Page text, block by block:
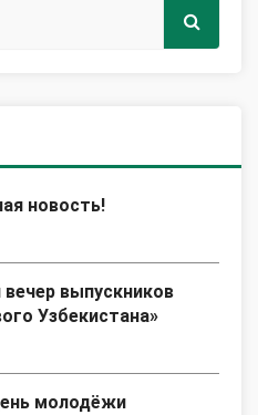
новость!
выпускников
Узбекистана»
молодёжи